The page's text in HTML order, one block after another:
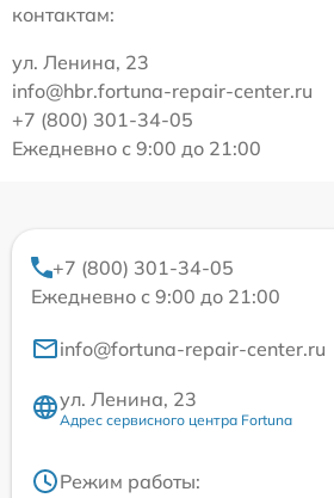
контактам:
ул. Ленина, 23
info@hbr.fortuna-repair-center.ru
+7 (800) 301-34-05
Ежедневно с 9:00 до 21:00
+7 (800) 301-34-05
Ежедневно с 9:00 до 21:00
info@fortuna-repair-center.ru
ул. Ленина, 23
Адрес сервисного центра Fortuna
Режим работы: